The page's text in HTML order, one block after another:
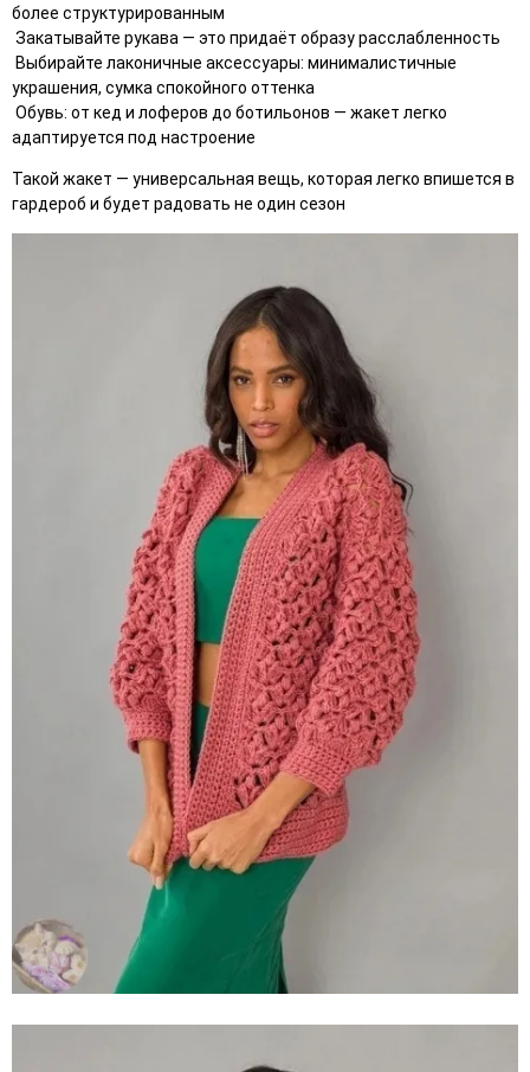
более структурированным
Закатывайте рукава — это придаёт образу расслабленность
Выбирайте лаконичные аксессуары: минималистичные
украшения, сумка спокойного оттенка
Обувь: от кед и лоферов до ботильонов — жакет легко
адаптируется под настроение
Такой жакет — универсальная вещь, которая легко впишется в
гардероб и будет радовать не один сезон